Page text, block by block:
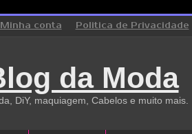
Minha conta Politica de Privacidade
da Moda
DiY, maquiagem, Cabelos e muito mais.